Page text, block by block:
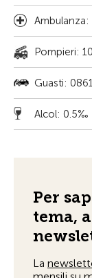
Ambulanza:
Pompieri:
Guasti:
Alcol: 0.5‰